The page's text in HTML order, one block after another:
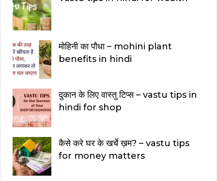
मोहिनी का पौधा – mohini plant
benefits in hindi
दुकान के लिए वास्तु टिप्स – vastu tips in
hindi for shop
कैसे करे घर के खर्चे ख़म? – vastu tips
for money matters